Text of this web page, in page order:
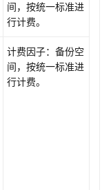
间，按统一标准进
行计费。
计费因子：备份空
间，按统一标准进
行计费。